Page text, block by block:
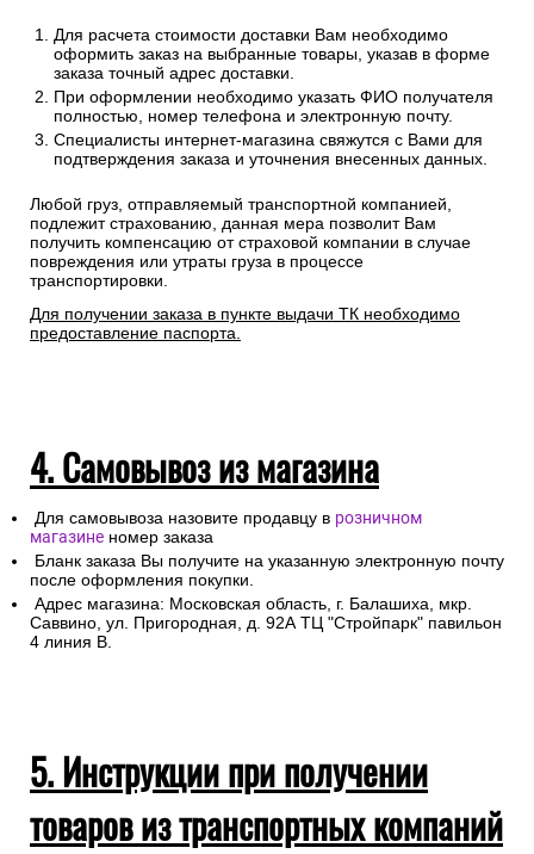
Для расчета стоимости доставки Вам необходимо
оформить заказ на выбранные товары, указав в форме
заказа точный адрес доставки.
При оформлении необходимо указать ФИО получателя
полностью, номер телефона и электронную почту.
Специалисты интернет-магазина свяжутся с Вами для
подтверждения заказа и уточнения внесенных данных.
Любой груз, отправляемый транспортной компанией,
подлежит страхованию, данная мера позволит Вам
получить компенсацию от страховой компании в случае
повреждения или утраты груза в процессе
транспортировки.
Для получении заказа в пункте выдачи ТК необходимо
предоставление паспорта.
4. Самовывоз из магазина
Для самовывоза назовите продавцу в розничном
магазине номер заказа
Бланк заказа Вы получите на указанную электронную почту
после оформления покупки.
Адрес магазина: Московская область, г. Балашиха, мкр.
Саввино, ул. Пригородная, д. 92А ТЦ "Стройпарк" павильон
4 линия В.
5. Инструкции при получении
товаров из транспортных компаний